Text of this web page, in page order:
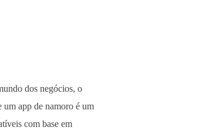
dos negócios, o
um app de namoro é um
com base em